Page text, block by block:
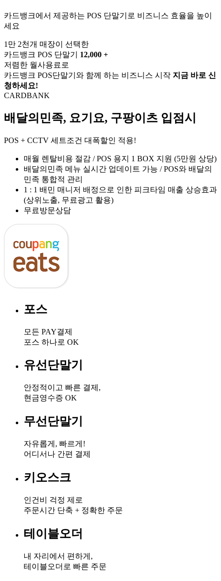
카드뱅크에서 제공하는 POS 단말기로 비즈니스 효율을 높이
세요
1만 2천개 매장이 선택한
카드뱅크 POS 단말기
12,000 +
저렴한 월사용료로
카드뱅크 POS단말기와 함께 하는 비즈니스 시작 지금 바로 신
청하세요!​
CARDBANK
배달의민족, 요기요, 구팡이츠 입점시​
POS + CCTV 세트조건 대폭할인 적용!
매월 렌탈비용 절감 / POS 용지 1 BOX 지원 (5만원 상당)
배달의민족 메뉴 실시간 업데이트 가능 / POS와 배달의
민족 통합적 관리
1 : 1 배민 매니저 배정으로 인한 피크타임 매출 상승효과
(상위노출, 무료광고 활용)
무료방문상담
포스​
모든 PAY결제
포스 하나로 OK​
유선단말기​
안정적이고 빠른 결제,
현금영수증 OK​
무선단말기​
자유롭게, 빠르게!
어디서나 간편 결제​
키오스크​
인건비 걱정 제로
주문시간 단축 + 정확한 주문
테이블오더​
내 자리에서 편하게,
테이블오더로 빠른 주문​